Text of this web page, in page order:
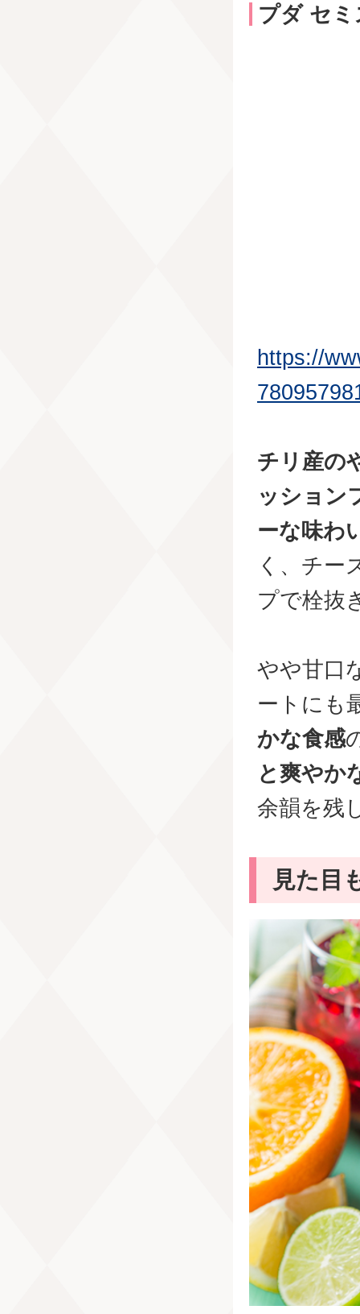
プダ セ
https://
チリ産の
ッション
ーな味わ
く、チー
プで栓抜
やや甘口
ートにも
かな食感
と爽やか
余韻を残
見た目